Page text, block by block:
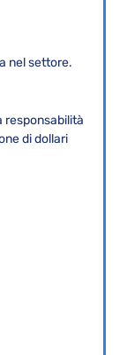
nel settore.
responsabilità
di dollari